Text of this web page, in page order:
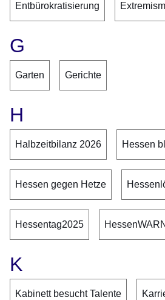
Entbürokratisierung
G
Garten Gerichte
H
Halbzeitbilanz 2026 Hessen
Hessen gegen Hetze
Hessentag2025 HessenWARN
K
Kabinett besucht Talente